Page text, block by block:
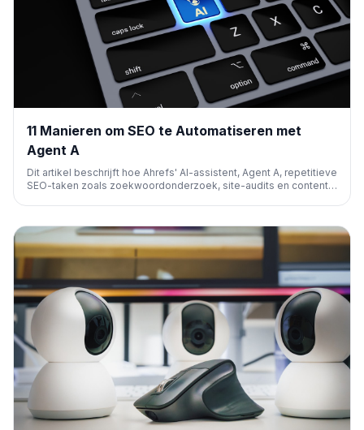
11 Manieren om SEO te Automatiseren met
Agent A
Dit artikel beschrijft hoe Ahrefs' AI-assistent, Agent A, repetitieve
SEO-taken zoals zoekwoordonderzoek, site-audits en content-